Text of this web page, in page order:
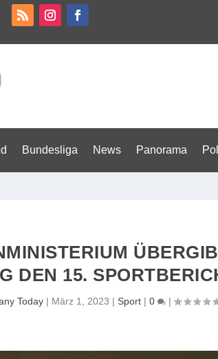
Bundesliga News Panorama
DEN 15.
Today| März 1, 2023 | Sport| 0 |